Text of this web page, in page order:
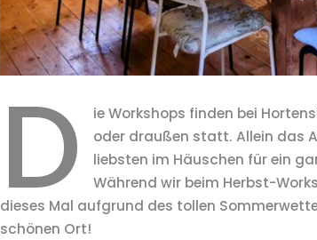
D ie Workshops finden bei
oder draußen statt. Allein das
liebsten im Häuschen für ein
Während wir beim Herbst-
dieses Mal aufgrund des tollen
schönen Ort!